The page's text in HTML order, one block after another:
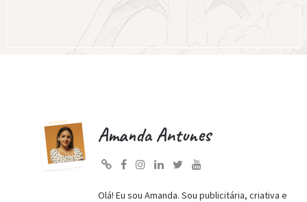
Amanda Antunes
Olá! Eu sou Amanda. Sou publicitária, criativa e